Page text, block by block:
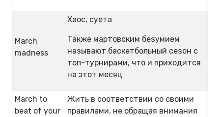
March
madness
Хаос, суета
Также мартовским безумием
называют баскетбольный сезон с
топ-турнирами, что и приходится
на этот месяц
March to
beat of your
Жить в соответствии со своими
правилами, не обращая внимания